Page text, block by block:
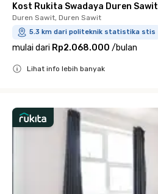
Kost Rukita Swadaya Duren Sawit
Duren Sawit, Duren Sawit
5.3 km dari politeknik statistika stis
mulai dari Rp2.068.000 /bulan
Lihat info lebih banyak